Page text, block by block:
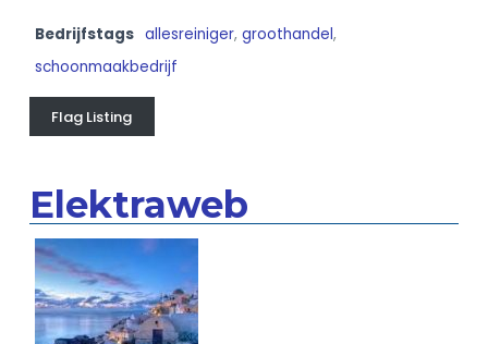
Bedrijfstags allesreiniger, groothandel,
schoonmaakbedrijf
Flag Listing
Elektraweb